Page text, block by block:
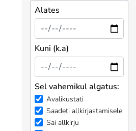
Alates
Kuni (k.a)
Sel vahemikul algatus:
Avalikustati
Saadeti allkirjastamisele
Sai allkirju